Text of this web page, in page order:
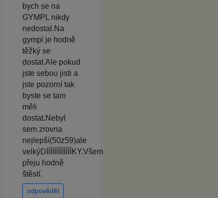
bych se na
GYMPL nikdy
nedostal.Na
gympl je hodně
těžký se
dostat.Ale pokud
jste sebou jisti a
jste pozorní tak
byste se tam
měli
dostat.Nebyl
sem zrovna
nejlepší(50z59)ale
velkýDÍÍÍÍÍÍÍÍÍÍÍÍÍKY.Všem
přeju hodně
štěstí.
odpovědět